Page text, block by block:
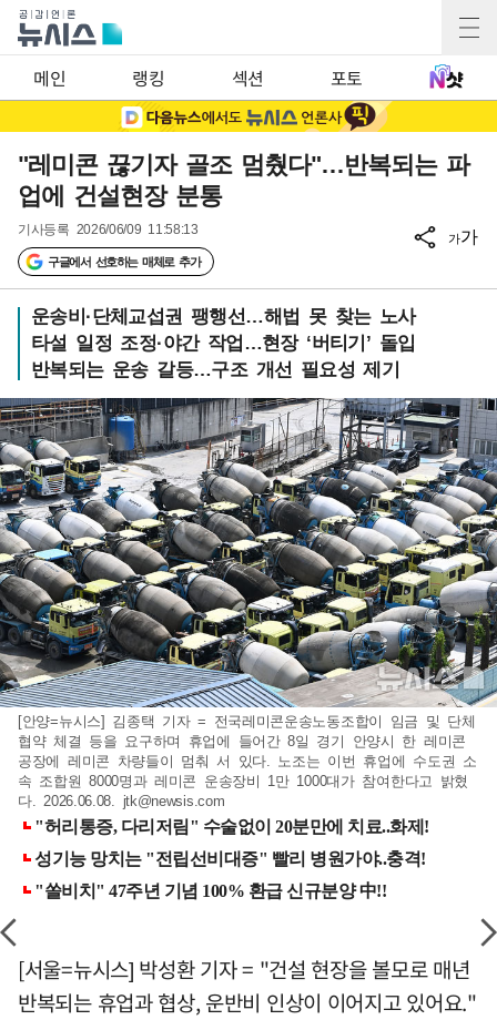
메인 랭킹 섹션 포토
"레미콘 끊기자 골조 멈췄다"…반복되는 파
업에 건설현장 분통
기사등록 2026/06/09 11:58:13
구글에서 선호하는 매체로 추가
가가
운송비·단체교섭권 팽행선…해법 못 찾는 노사
타설 일정 조정·야간 작업…현장 ‘버티기’ 돌입
반복되는 운송 갈등…구조 개선 필요성 제기
[안양=뉴시스] 김종택 기자 = 전국레미콘운송노동조합이 임금 및 단체
협약 체결 등을 요구하며 휴업에 들어간 8일 경기 안양시 한 레미콘
공장에 레미콘 차량들이 멈춰 서 있다. 노조는 이번 휴업에 수도권 소
속 조합원 8000명과 레미콘 운송장비 1만 1000대가 참여한다고 밝혔
다. 2026.06.08. jtk@newsis.com
[서울=뉴시스] 박성환 기자 = "건설 현장을 볼모로 매년
반복되는 휴업과 협상, 운반비 인상이 이어지고 있어요."